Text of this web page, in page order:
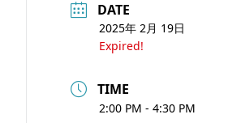
DATE
2025年 2月 19日
Expired!
TIME
2:00 PM - 4:30 PM